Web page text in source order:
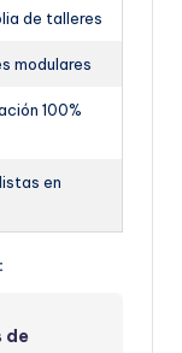
de talleres
modulares
100%
en
de